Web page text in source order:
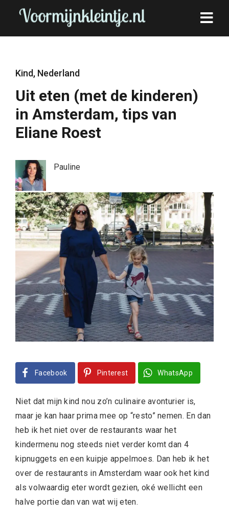
Kind, Nederland
Uit eten (met de kinderen)
in Amsterdam, tips van
Eliane Roest
Pauline
Facebook Pinterest WhatsApp
Niet dat mijn kind nou zo’n culinaire avonturier is,
maar je kan haar prima mee op “resto” nemen. En dan
heb ik het niet over de restaurants waar het
kindermenu nog steeds niet verder komt dan 4
kipnuggets en een kuipje appelmoes. Dan heb ik het
over de restaurants in Amsterdam waar ook het kind
als volwaardig eter wordt gezien, oké wellicht een
halve portie dan van wat wij eten.